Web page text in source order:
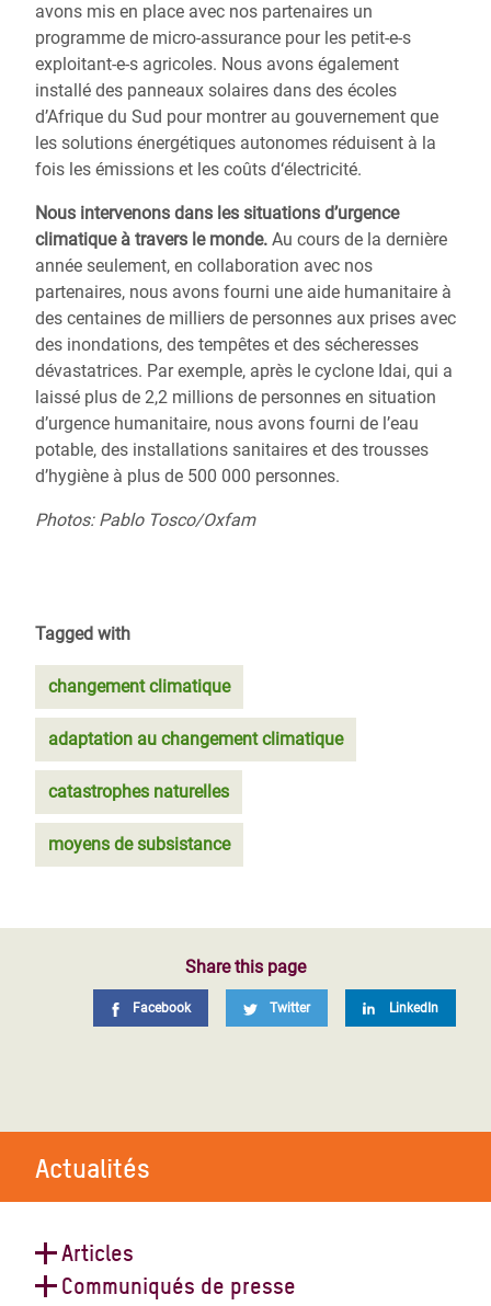
avons mis en place avec nos partenaires un
programme de micro-assurance pour les petit-e-s
exploitant-e-s agricoles. Nous avons également
installé des panneaux solaires dans des écoles
d’Afrique du Sud pour montrer au gouvernement que
les solutions énergétiques autonomes réduisent à la
fois les émissions et les coûts d‘électricité.
Nous intervenons dans les situations d’urgence
climatique à travers le monde. Au cours de la dernière
année seulement, en collaboration avec nos
partenaires, nous avons fourni une aide humanitaire à
des centaines de milliers de personnes aux prises avec
des inondations, des tempêtes et des sécheresses
dévastatrices. Par exemple, après le cyclone Idai, qui a
laissé plus de 2,2 millions de personnes en situation
d’urgence humanitaire, nous avons fourni de l’eau
potable, des installations sanitaires et des trousses
d’hygiène à plus de 500 000 personnes.
Photos: Pablo Tosco/Oxfam
Tagged with
changement climatique
adaptation au changement climatique
catastrophes naturelles
moyens de subsistance
Share this page
Facebook Twitter LinkedIn
Actualités
Articles
Communiqués de presse